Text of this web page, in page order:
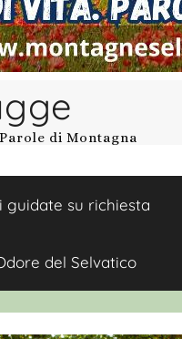
di Montagna
guidate su richiesta
del Selvatico